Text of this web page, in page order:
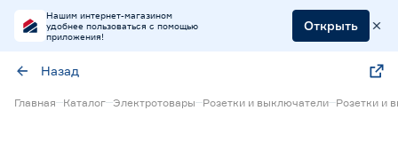
Нашим интернет-магазином
удобнее пользоваться с помощью
приложения!
Открыть
Назад
Главная Каталог Электротовары Розетки и выключатели Розетки и